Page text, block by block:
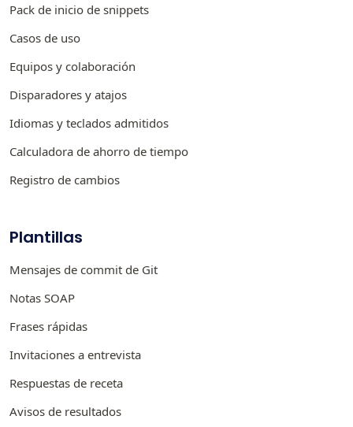
Pack de inicio de snippets
Casos de uso
Equipos y colaboración
Disparadores y atajos
Idiomas y teclados admitidos
Calculadora de ahorro de tiempo
Registro de cambios
Plantillas
Mensajes de commit de Git
Notas SOAP
Frases rápidas
Invitaciones a entrevista
Respuestas de receta
Avisos de resultados